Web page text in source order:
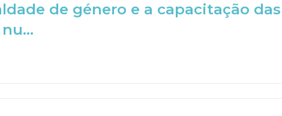
de género e a capacitação